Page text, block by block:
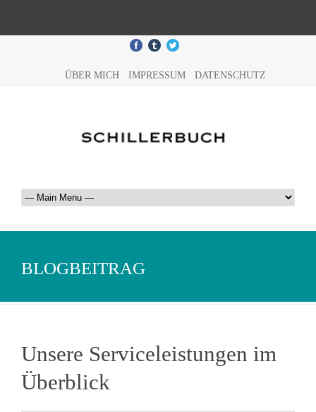
ÜBER MICH IMPRESSUM DATENSCHUTZ
BLOGBEITRAG
Unsere Serviceleistungen im
Überblick